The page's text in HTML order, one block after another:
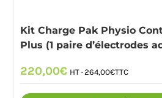
Kit Charge Pak Physio
Plus (1 paire d’électrodes
220,00€ HT ·264,00€TTC